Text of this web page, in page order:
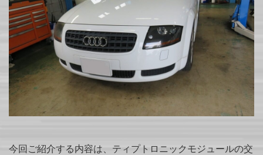
今回ご紹介する内容は、ティプトロニックモジュールの交